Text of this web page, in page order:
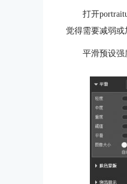
打开
觉得需要减弱或
平滑预设强